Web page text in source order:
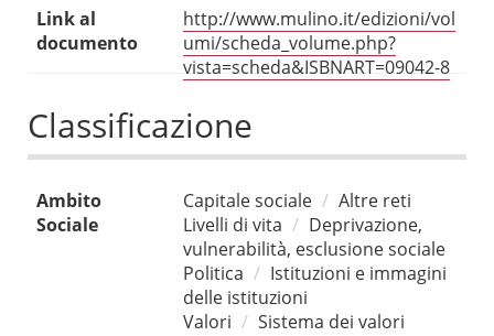
Link al
documento
http://www.mulino.it/edizioni/vol
umi/scheda_volume.php?
vista=scheda&ISBNART=09042-8
Classificazione
Ambito
Sociale
Capitale sociale
Altre reti
Livelli di vita
Deprivazione,
vulnerabilità, esclusione sociale
Politica
Istituzioni e immagini
delle istituzioni
Valori
Sistema dei valori